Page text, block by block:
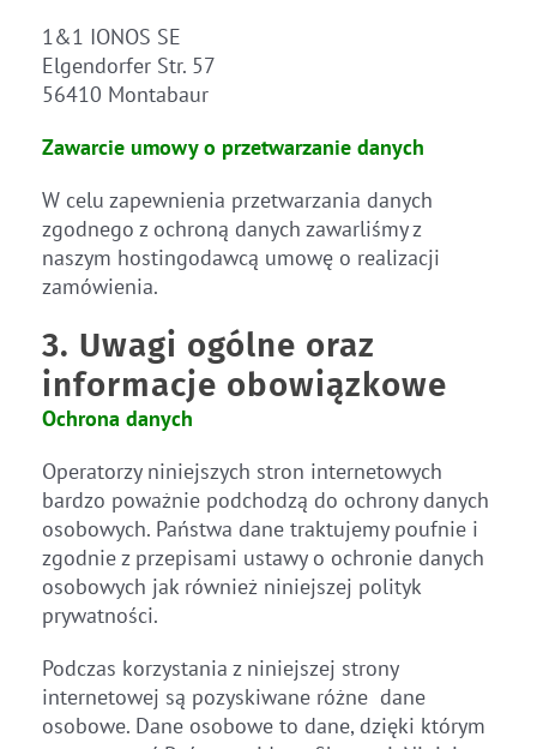
1&1 IONOS SE
Elgendorfer Str. 57
56410 Montabaur
Zawarcie umowy o przetwarzanie danych
W celu zapewnienia przetwarzania danych
zgodnego z ochroną danych zawarliśmy z
naszym hostingodawcą umowę o realizacji
zamówienia.
3. Uwagi ogólne oraz
informacje obowiązkowe
Ochrona danych
Operatorzy niniejszych stron internetowych
bardzo poważnie podchodzą do ochrony danych
osobowych. Państwa dane traktujemy poufnie i
zgodnie z przepisami ustawy o ochronie danych
osobowych jak również niniejszej polityk
prywatności.
Podczas korzystania z niniejszej strony
internetowej są pozyskiwane różne dane
osobowe. Dane osobowe to dane, dzięki którym